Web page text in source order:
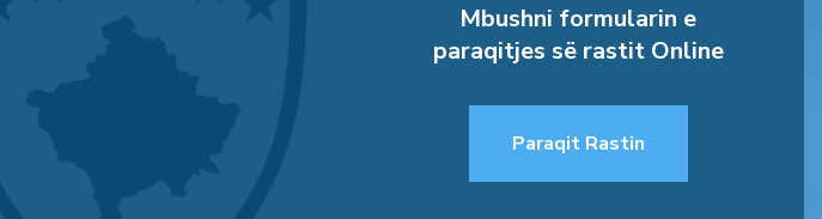
Mbushni formularin e
paraqitjes së rastit Online
Paraqit Rastin